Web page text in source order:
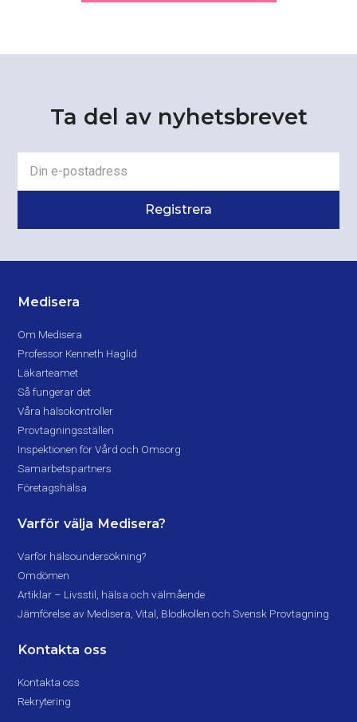
Ta del av nyhetsbrevet
Medisera
Om Medisera
Professor Kenneth Haglid
Läkarteamet
Så fungerar det
Våra hälsokontroller
Provtagningsställen
Inspektionen för Vård och Omsorg
Samarbetspartners
Företagshälsa
Varför välja Medisera?
Varför hälsoundersökning?
Omdömen
Artiklar – Livsstil, hälsa och välmående
Jämförelse av Medisera, Vital, Blodkollen och Svensk Provtagning
Kontakta oss
Kontakta oss
Rekrytering